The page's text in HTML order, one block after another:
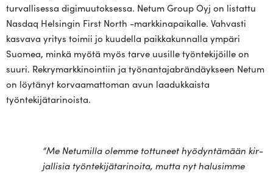
turvallisessa digimuutoksessa. Netum Group Oyj on listattu
Nasdaq Helsingin First North -markkinapaikalle. Vahvasti
kasvava yritys toimii jo kuudella paikkakunnalla ympäri
Suomea, minkä myötä myös tarve uusille työntekijöille on
suuri. Rekrymarkkinointiin ja työnantajabrändäykseen Netum
on löytänyt korvaamattoman avun laadukkaista
työntekijätarinoista.
“Me Netu­milla olemme tot­tuneet hyö­dyn­tämään kir­
jal­lisia työn­te­ki­jä­ta­ri­noita, mutta nyt halusimme